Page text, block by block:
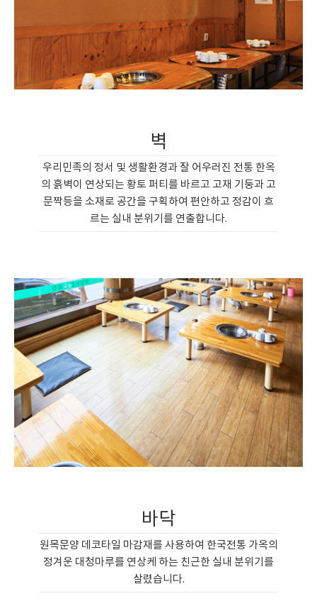
벽
우리민족의 정서 및 생활환경과 잘 어우러진 전통 한옥
의 흙벽이 연상되는 황토 퍼티를 바르고 고재 기둥과 고
문짝등을 소재로 공간을 구획하여 편안하고 정감이 흐
르는 실내 분위기를 연출합니다.
바닥
원목문양 데코타일 마감재를 사용하여 한국전통 가옥의
정겨운 대청마루를 연상케 하는 친근한 실내 분위기를
살렸습니다.